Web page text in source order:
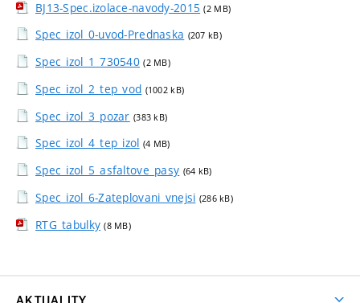
BJ13-Spec.izolace-navody-2015 (2 MB)
Spec_izol_0-uvod-Prednaska (207 kB)
Spec_izol_1_730540 (2 MB)
Spec_izol_2_tep_vod (1002 kB)
Spec_izol_3_pozar (383 kB)
Spec_izol_4_tep_izol (4 MB)
Spec_izol_5_asfaltove_pasy (64 kB)
Spec_izol_6-Zateplovani_vnejsi (286 kB)
RTG_tabulky (8 MB)
AKTUALITY